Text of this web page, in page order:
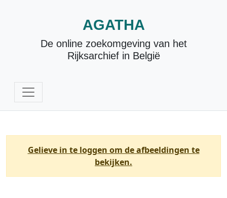
AGATHA
De online zoekomgeving van het
Rijksarchief in België
Gelieve in te loggen om de afbeeldingen te
bekijken.